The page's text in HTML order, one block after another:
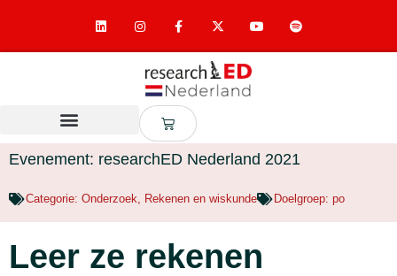
Evenement: researchED Nederland 2021
Categorie: Onderzoek Rekenen en wiskunde Doelgroep: po
Leer ze rekenen